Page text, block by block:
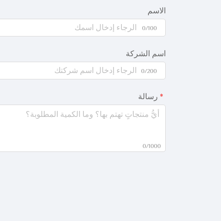
الاسم
0/100
اسم الشركة
0/200
رسالة
0/1000